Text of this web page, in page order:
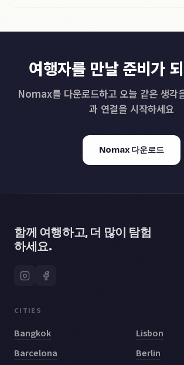
여행자를 만날 준비가
Nomax를 다운로드하고 오늘 같은 생각
과 연결을 시작하세요
Nomax 다운로드
함께 여행하고, 더 많이 탐험
하세요.
CITIES
Bangkok
Lisbon
Barcelona
Berlin